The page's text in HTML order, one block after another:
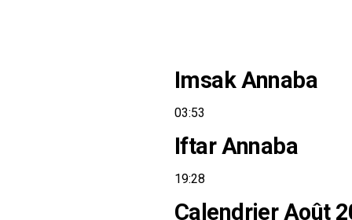
Imsak Annaba
03:53
Iftar Annaba
19:28
Calendrier Août